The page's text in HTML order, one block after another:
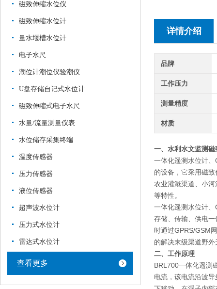
磁致伸缩水位仪
磁致伸缩水位计
量水堰槽水位计
电子水尺
潮位计潮位仪验潮仪
U盘存储自记式水位计
磁致伸缩式电子水尺
水量/流量测量仪表
水位储存采集终端
温度传感器
压力传感器
液位传感器
超声波水位计
压力式水位计
雷达式水位计
查看更多
详情介绍
品牌
工作压力
测量精度
材质
一、 水利水文监测
一体化遥测水位计
的设备，它采用磁
农业灌溉渠道、小
等特性。
一体化遥测水位计
存储、传输、供电
时通过GPRS/GSM
的解决末级渠道野
二、工作原理
BRL700一体化遥测
电流，该电流沿波